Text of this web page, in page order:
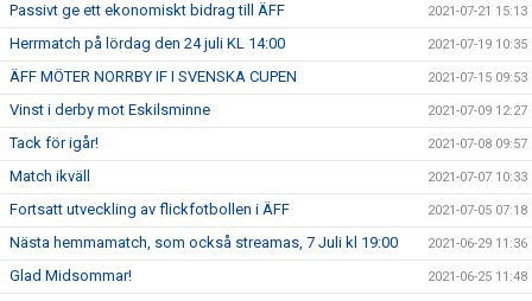
Passivt ge ett ekonomiskt bidrag till ÄFF 2021-07-21 15:13
Herrmatch på lördag den 24 juli KL 14:00 2021-07-19 10:35
ÄFF MÖTER NORRBY IF I SVENSKA CUPEN 2021-07-15 09:53
Vinst i derby mot Eskilsminne 2021-07-09 12:27
Tack för igår! 2021-07-08 09:57
Match ikväll 2021-07-07 10:33
Fortsatt utveckling av flickfotbollen i ÄFF 2021-07-05 07:18
Nästa hemmamatch, som också streamas, 7 Juli kl 19:00 2021-06-29 11:36
Glad Midsommar! 2021-06-25 11:48